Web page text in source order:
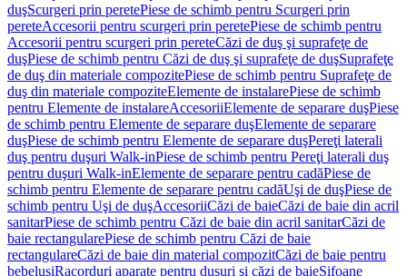
duşScurgeri prin peretePiese de schimb pentru Scurgeri prin
pereteAccesorii pentru scurgeri prin peretePiese de schimb pentru
Accesorii pentru scurgeri prin pereteCăzi de duş şi suprafeţe de
duşPiese de schimb pentru Căzi de duş şi suprafeţe de duşSuprafeţe
de duş din materiale compozitePiese de schimb pentru Suprafeţe de
duş din materiale compoziteElemente de instalarePiese de schimb
pentru Elemente de instalareAccesoriiElemente de separare duşPiese
de schimb pentru Elemente de separare duşElemente de separare
duşPiese de schimb pentru Elemente de separare duşPereţi laterali
duş pentru duşuri Walk-inPiese de schimb pentru Pereţi laterali duş
pentru duşuri Walk-inElemente de separare pentru cadăPiese de
schimb pentru Elemente de separare pentru cadăUşi de duşPiese de
schimb pentru Uşi de duşAccesoriiCăzi de baieCăzi de baie din acril
sanitarPiese de schimb pentru Căzi de baie din acril sanitarCăzi de
baie rectangularePiese de schimb pentru Căzi de baie
rectangulareCăzi de baie din material compozitCăzi de baie pentru
bebeluşiRacorduri aparate pentru duşuri şi căzi de baieSifoane